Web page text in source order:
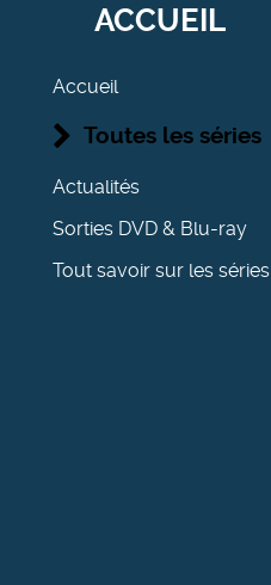
ACCUEIL
Accueil
Toutes les séries
Actualités
Sorties DVD & Blu-ray
Tout savoir sur les séries